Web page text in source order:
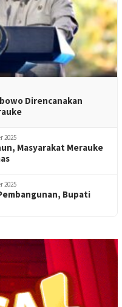
Direncanakan
2025
Masyarakat Merauke
2025
Bupati